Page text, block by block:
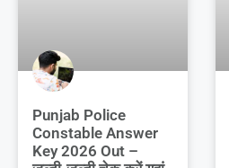
Punjab Police
Constable Answer
Key 2026 Out –